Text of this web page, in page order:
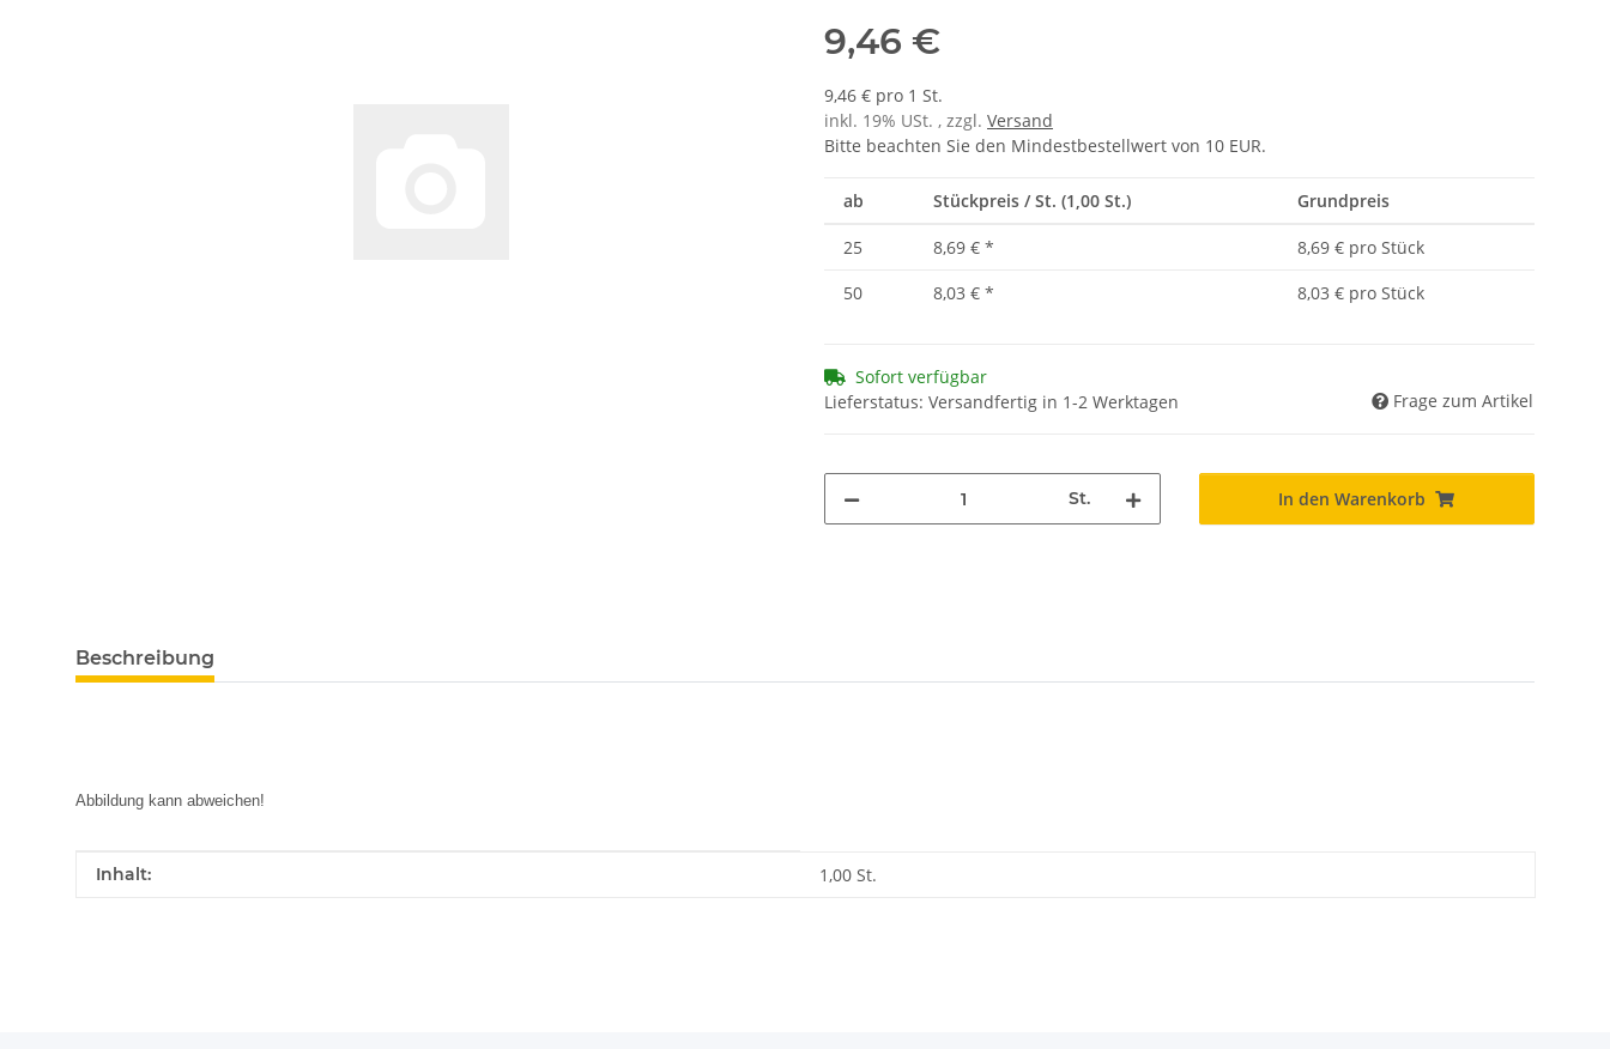
9,46 €
9,46 € pro 1 St.
inkl. 19% USt. , zzgl. Versand
Bitte beachten Sie den Mindestbestellwert von 10 EUR.
ab Stückpreis / St. (1,00 St.) Grundpreis
25 8,69 € *
8,69 € pro Stück
50
8,03 € * 8,03 € pro Stück
Sofort verfügbar
Lieferstatus: Versandfertig in 1-2 Werktagen
Frage zum Artikel
St. In den Warenkorb
Beschreibung
Abbildung kann abweichen!
Produkteigenschaft
Wert
Inhalt: 1,00 St.